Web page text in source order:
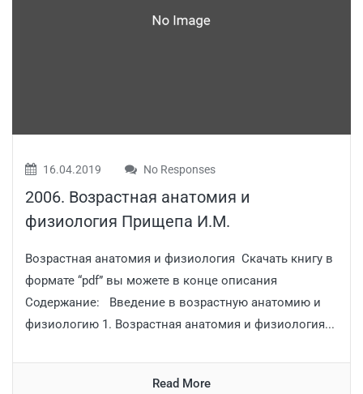
16.04.2019 No Responses
2006. Возрастная анатомия и
физиология Прищепа И.М.
Возрастная анатомия и физиология Скачать книгу в
формате “pdf” вы можете в конце описания
Содержание: Введение в возрастную анатомию и
физиологию 1. Возрастная анатомия и физиология...
Read More